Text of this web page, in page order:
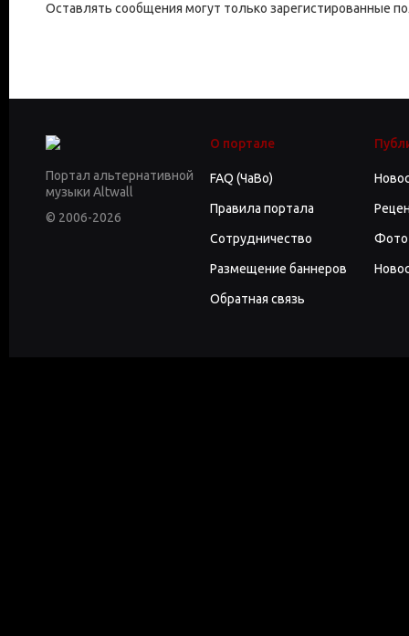
Оставлять сообщения могут только зарегистированные
Портал альтернативной
музыки Altwall
© 2006-2026
О портале
FAQ (ЧаВо)
Правила портала
Сотрудничество
Размещение баннеров
Обратная связь